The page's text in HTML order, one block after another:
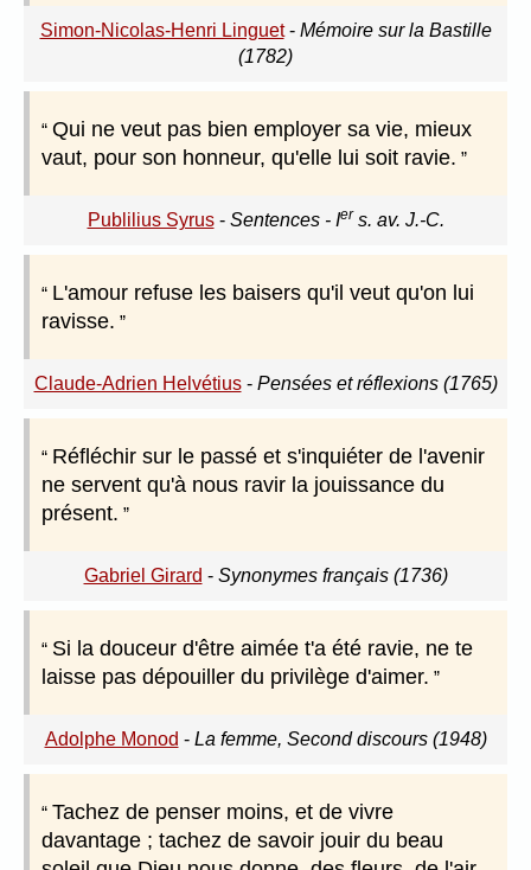
Simon-Nicolas-Henri Linguet- Mémoire sur la Bastille
(1782)
Qui ne veut pas bien employer sa vie, mieux
vaut, pour son honneur, qu'elle lui soit ravie.
Publilius Syrus- Sentences - Ier s. av. J.-C.
L'amour refuse les baisers qu'il veut qu'on lui
ravisse.
Claude-Adrien Helvétius- Pensées et réflexions (1765)
Réfléchir sur le passé et s'inquiéter de l'avenir
ne servent qu'à nous ravir la jouissance du
présent.
Gabriel Girard - Synonymes français (1736)
Si la douceur d'être aimée t'a été ravie, ne te
laisse pas dépouiller du privilège d'aimer.
Adolphe Monod - La femme, Second discours (1948)
Tachez de penser moins, et de vivre
davantage ; tachez de savoir jouir du beau